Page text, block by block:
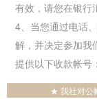
有效，请您在银行
4、当您通过电话
解，并决定参加我
提供以下收款帐号：
★ 我社对公